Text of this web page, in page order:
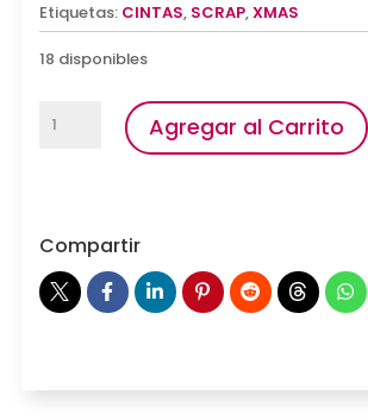
Etiquetas: CINTAS, SCRAP,XMAS
18 disponibles
Cintas
Agregar al Carrito
Compartir